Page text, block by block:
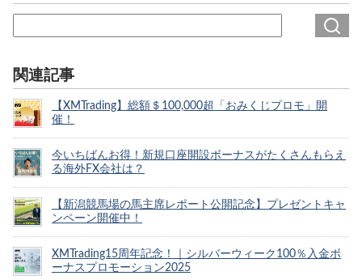
関連記事
【XMTrading】総額＄100,000超「おみくじプロモ」開
催！
今いちばんお得！新規口座開設ボーナスがたくさんもらえ
る海外FX会社は？
【新潟競馬場の馬主席レポート公開記念】プレゼントキャ
ンペーン開催中！
XMTrading15周年記念！｜シルバーウィーク100％入金ボ
ーナスプロモーション2025